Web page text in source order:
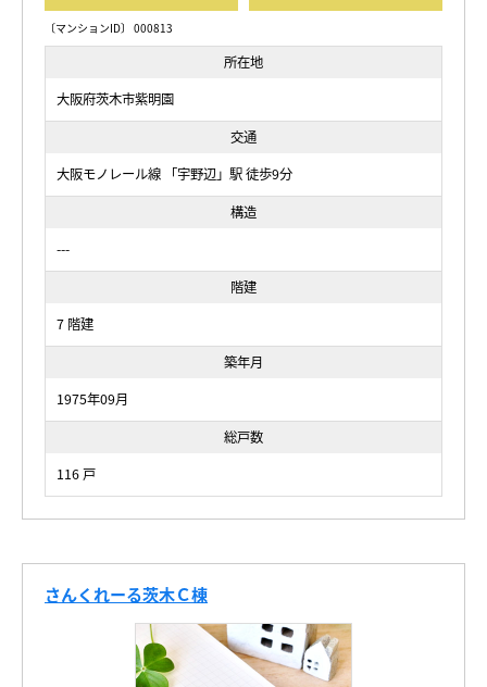
〔マンションID〕 000813
所在地
大阪府茨木市紫明園
交通
大阪モノレール線 「宇野辺」駅 徒歩9分
構造
---
階建
7 階建
築年月
1975年09月
総戸数
116 戸
さんくれーる茨木Ｃ棟